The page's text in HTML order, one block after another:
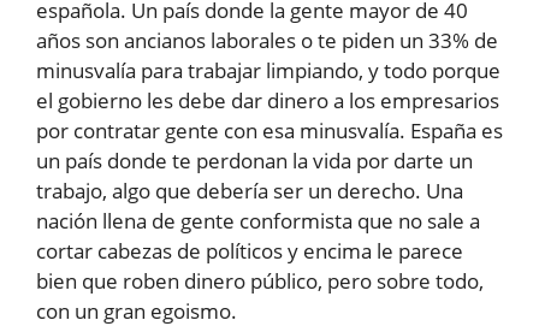
española. Un país donde la gente mayor de 40
años son ancianos laborales o te piden un 33% de
minusvalía para trabajar limpiando, y todo porque
el gobierno les debe dar dinero a los empresarios
por contratar gente con esa minusvalía. España es
un país donde te perdonan la vida por darte un
trabajo, algo que debería ser un derecho. Una
nación llena de gente conformista que no sale a
cortar cabezas de políticos y encima le parece
bien que roben dinero público, pero sobre todo,
con un gran egoismo.